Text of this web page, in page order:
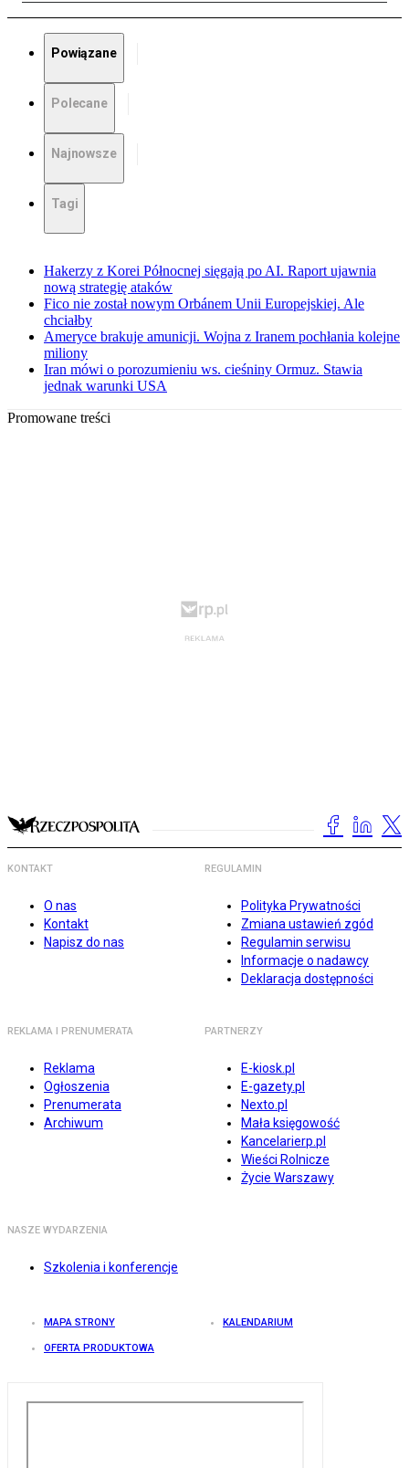
Powiązane
Polecane
Najnowsze
Tagi
Hakerzy z Korei Północnej sięgają po AI. Raport ujawnia
nową strategię ataków
Fico nie został nowym Orbánem Unii Europejskiej. Ale
chciałby
Ameryce brakuje amunicji. Wojna z Iranem pochłania kolejne
miliony
Iran mówi o porozumieniu ws. cieśniny Ormuz. Stawia
jednak warunki USA
Promowane treści
KONTAKT
O nas
Kontakt
Napisz do nas
REGULAMIN
Polityka Prywatności
Zmiana ustawień zgód
Regulamin serwisu
Informacje o nadawcy
Deklaracja dostępności
REKLAMA I PRENUMERATA
Reklama
Ogłoszenia
Prenumerata
Archiwum
PARTNERZY
E-kiosk.pl
E-gazety.pl
Nexto.pl
Mała księgowość
Kancelarierp.pl
Wieści Rolnicze
Życie Warszawy
NASZE WYDARZENIA
Szkolenia i konferencje
MAPA STRONY KALENDARIUM
OFERTA PRODUKTOWA